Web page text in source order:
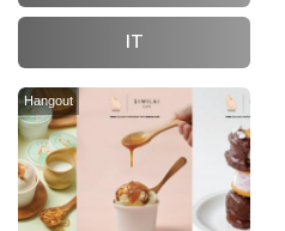
IT
Hangout